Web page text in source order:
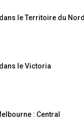
le Territoire du Nord
le Victoria
: Central